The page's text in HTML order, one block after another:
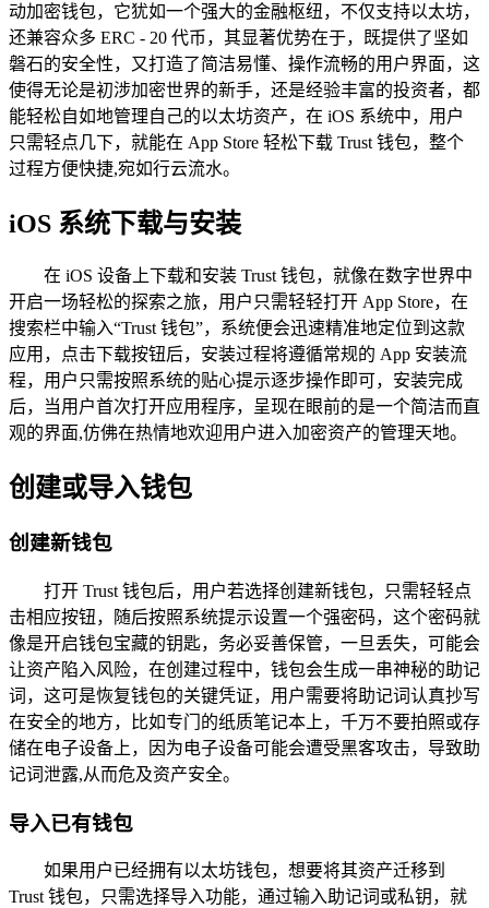
动加密钱包，它犹如一个强大的金融枢纽，不仅支持以太坊，
还兼容众多 ERC - 20 代币，其显著优势在于，既提供了坚如
磐石的安全性，又打造了简洁易懂、操作流畅的用户界面，这
使得无论是初涉加密世界的新手，还是经验丰富的投资者，都
能轻松自如地管理自己的以太坊资产，在 iOS 系统中，用户
只需轻点几下，就能在 App Store 轻松下载 Trust 钱包，整个
过程方便快捷,宛如行云流水。
iOS 系统下载与安装
在 iOS 设备上下载和安装 Trust 钱包，就像在数字世界中
开启一场轻松的探索之旅，用户只需轻轻打开 App Store，在
搜索栏中输入“Trust 钱包”，系统便会迅速精准地定位到这款
应用，点击下载按钮后，安装过程将遵循常规的 App 安装流
程，用户只需按照系统的贴心提示逐步操作即可，安装完成
后，当用户首次打开应用程序，呈现在眼前的是一个简洁而直
观的界面,仿佛在热情地欢迎用户进入加密资产的管理天地。
创建或导入钱包
创建新钱包
打开 Trust 钱包后，用户若选择创建新钱包，只需轻轻点
击相应按钮，随后按照系统提示设置一个强密码，这个密码就
像是开启钱包宝藏的钥匙，务必妥善保管，一旦丢失，可能会
让资产陷入风险，在创建过程中，钱包会生成一串神秘的助记
词，这可是恢复钱包的关键凭证，用户需要将助记词认真抄写
在安全的地方，比如专门的纸质笔记本上，千万不要拍照或存
储在电子设备上，因为电子设备可能会遭受黑客攻击，导致助
记词泄露,从而危及资产安全。
导入已有钱包
如果用户已经拥有以太坊钱包，想要将其资产迁移到
Trust 钱包，只需选择导入功能，通过输入助记词或私钥，就